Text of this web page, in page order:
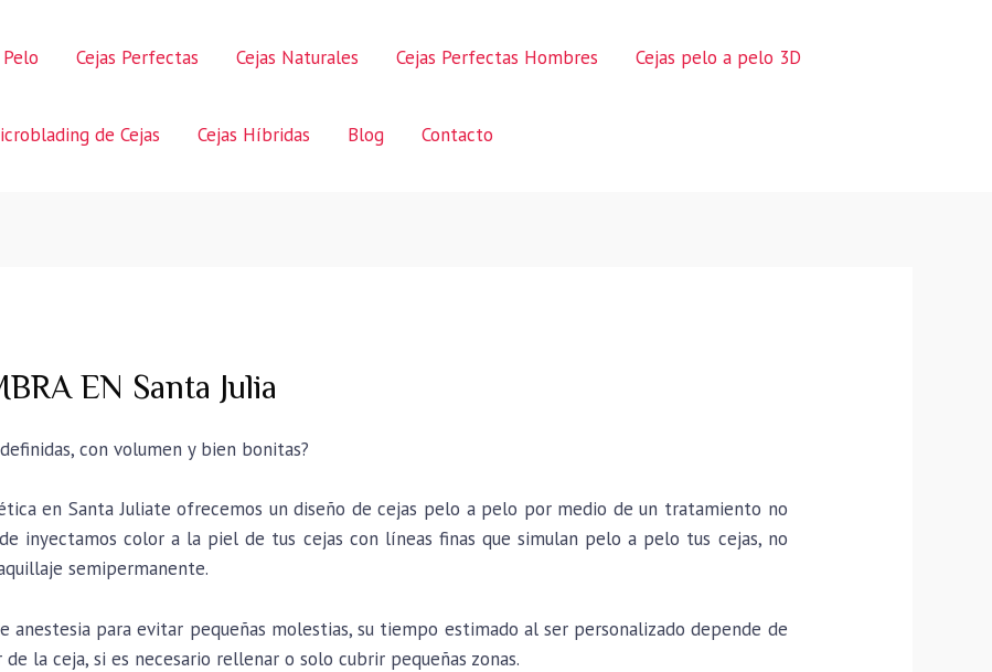
Cejas Perfectas Cejas Naturales Cejas Perfectas Hombres Cejas pelo a pelo 3D
de Cejas Cejas Híbridas Blog Contacto
EN Santa Julia
con volumen y bien bonitas?
en Santa Juliate ofrecemos un diseño de cejas pelo a pelo por medio de un tratamiento no
inyectamos color a la piel de tus cejas con líneas finas que simulan pelo a pelo tus cejas, no
semipermanente.
anestesia para evitar pequeñas molestias, su tiempo estimado al ser personalizado depende de
la ceja, si es necesario rellenar o solo cubrir pequeñas zonas.